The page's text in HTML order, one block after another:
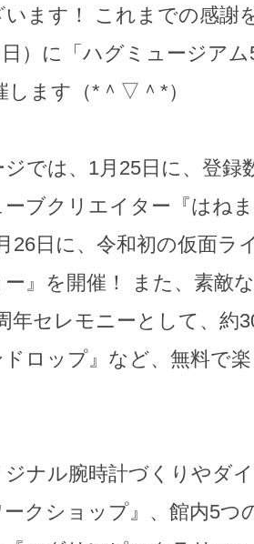
ます！ これまでの感謝
日）に「ハグミュージア
します（*＾▽＾*）
では、1月25日に、登録
ブクリエイター『はね
26日に、令和初の仮面ラ
』を開催！ また、素敵
年セレモニーとして、約
ドロップ』など、無料で
ナル腕時計づくりやダ
クショップ』、館内5つ